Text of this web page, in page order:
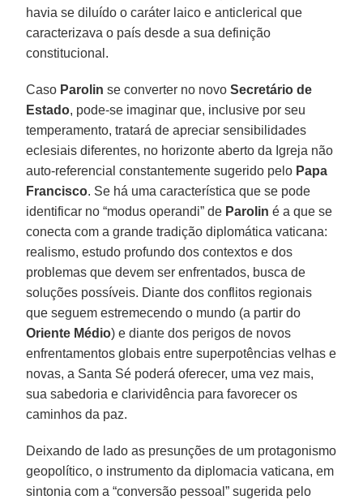
havia se diluído o caráter laico e anticlerical que
caracterizava o país desde a sua definição
constitucional.
Caso Parolin se converter no novoSecretário de
Estado, pode-se imaginar que, inclusive por seu
temperamento, tratará de apreciar sensibilidades
eclesiais diferentes, no horizonte aberto da Igreja não
auto-referencial constantemente sugerido pelo Papa
Francisco. Se há uma característica que se pode
identificar no “modus operandi” de Parolin é a que se
conecta com a grande tradição diplomática vaticana:
realismo, estudo profundo dos contextos e dos
problemas que devem ser enfrentados, busca de
soluções possíveis. Diante dos conflitos regionais
que seguem estremecendo o mundo (a partir do
Oriente Médio) e diante dos perigos de novos
enfrentamentos globais entre superpotências velhas e
novas, a Santa Sé poderá oferecer, uma vez mais,
sua sabedoria e clarividência para favorecer os
caminhos da paz.
Deixando de lado as presunções de um protagonismo
geopolítico, o instrumento da diplomacia vaticana, em
sintonia com a “conversão pessoal” sugerida pelo